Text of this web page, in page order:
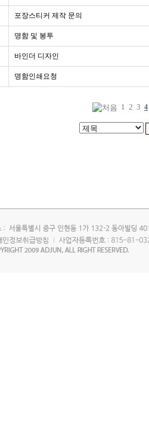
포장스티커 제작 문의
명함 및 봉투
바인더 디자인
명함인쇄요청
1 2 3 4